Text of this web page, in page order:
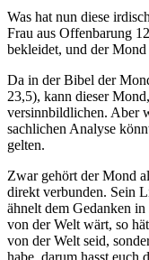
Was hat nun diese
Frau aus Offenbarung
bekleidet, und der
Da in der Bibel der
23,5), kann dieser
versinnbildlichen. Aber
sachlichen Analyse
gelten.
Zwar gehört der Mond
direkt verbunden. Sein
ähnelt dem Gedanken
von der Welt wärt, so
von der Welt seid,
habe, darum hasst euch